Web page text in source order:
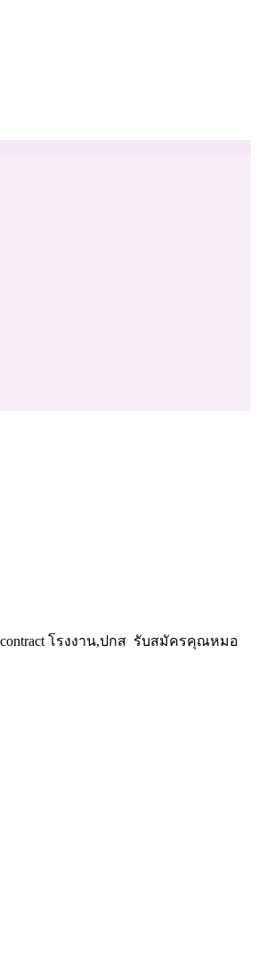
โรงงาน,ปกส รับสมัครคุณหมอ